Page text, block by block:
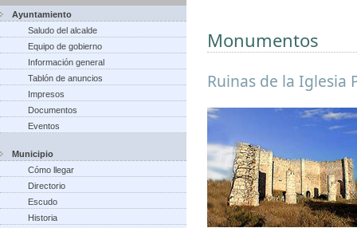
Ayuntamiento
Saludo del alcalde
Equipo de gobierno
Información general
Tablón de anuncios
Impresos
Documentos
Eventos
Municipio
Cómo llegar
Directorio
Escudo
Historia
Monumentos
Ruinas de la